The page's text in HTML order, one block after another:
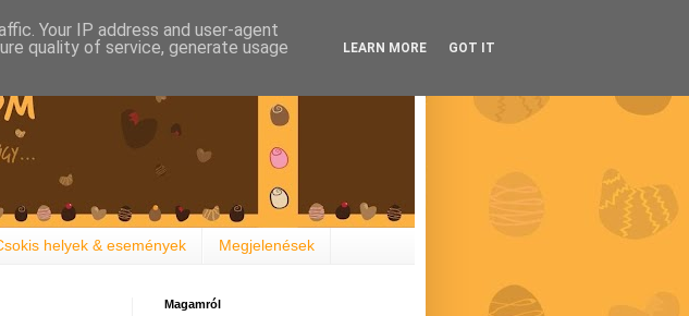
helyek & események Megjelenések
Magamról
Your IP address and user-agent
quality of service, generate usage
LEARN MORE GOT IT